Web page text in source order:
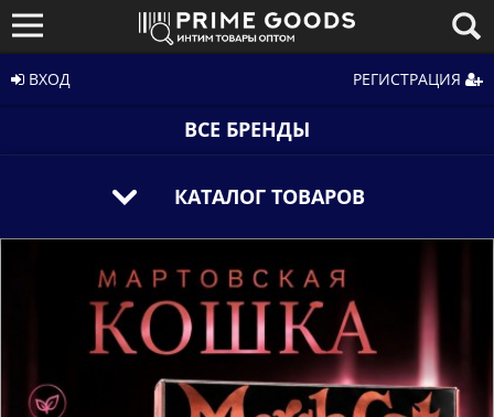
ВХОД РЕГИСТРАЦИЯ
ВСЕ БРЕНДЫ
КАТАЛОГ ТОВАРОВ